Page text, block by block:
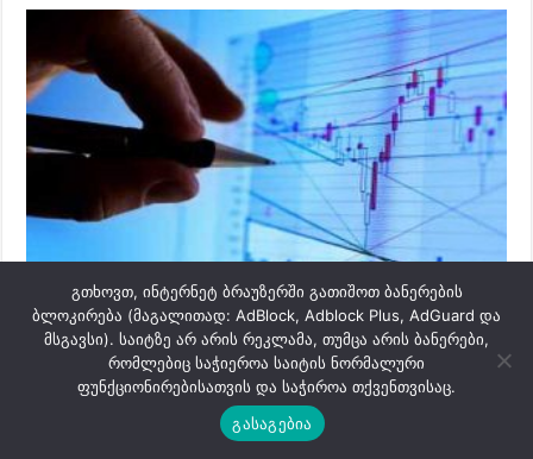
ბაზრის ანალიზის ინდიკატორები
გთხოვთ, ინტერნეტ ბრაუზერში გათიშოთ ბანერების
ბლოკირება (მაგალითად: AdBlock, Adblock Plus, AdGuard და
მსგავსი). საიტზე არ არის რეკლამა, თუმცა არის ბანერები,
რომლებიც საჭიეროა საიტის ნორმალური
ფუნქციონირებისათვის და საჭიროა თქვენთვისაც.
გასაგებია